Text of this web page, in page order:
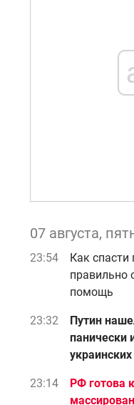
07 августа,
23:54
Как
правильно
помощь
23:32
Путин
панически
23:14
РФ готова